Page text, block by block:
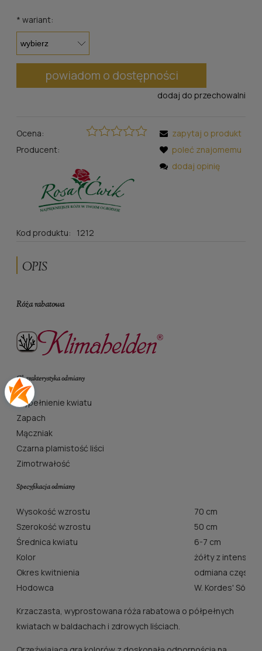
* wariant:
powiadom o dostępności
dodaj do przechowalni
Ocena:
Producent:
Kod produktu: 1212
zapytaj o produkt
poleć znajomemu
dodaj opinię
OPIS
Róża rabatowa
Charakterystyka odmiany
Wypełnienie kwiatu
Zapach
Mączniak
Czarna plamistość liści
Zimotrwałość
Specyfikacja odmiany
Wysokość wzrostu
70 cm
Szerokość wzrostu
50 cm
Średnica kwiatu
6-7 cm
Kolor
żółty z
Okres kwitnienia
odmiana często
Hodowca
W. Kordes'
Krzaczasta, wyprostowana róża rabatowa o półpełnych
kwiatach w baldachach i zdrowych liściach.